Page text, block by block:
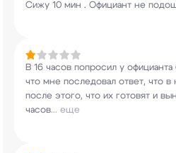
Сижу 10 мин . Официант не
В 16 часов попросил у официанта
что мне последовал ответ, что в
после этого, что их готовят и
часов... еще